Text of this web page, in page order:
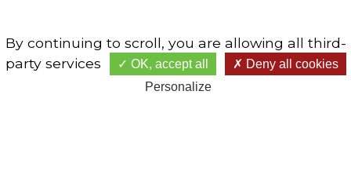
By continuing to scroll, you are allowing all third-
party services
OK, accept all
Deny all cookies
Personalize